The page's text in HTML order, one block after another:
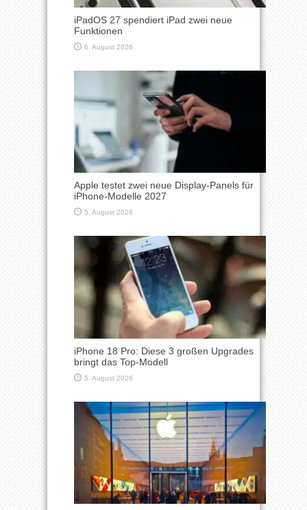
iPadOS 27 spendiert iPad zwei neue
Funktionen
6. August 2026
Apple testet zwei neue Display-Panels für
iPhone-Modelle 2027
5. August 2026
iPhone 18 Pro: Diese 3 großen Upgrades
bringt das Top-Modell
5. August 2026